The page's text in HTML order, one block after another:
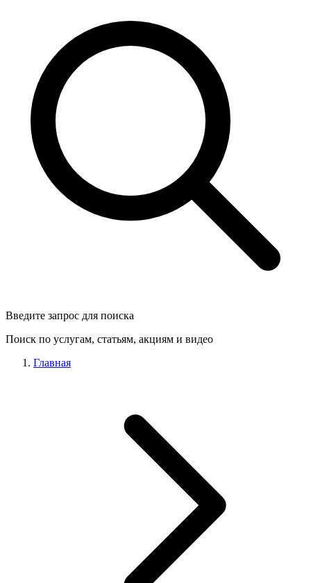
Введите запрос для поиска
Поиск по услугам, статьям, акциям и видео
Главная